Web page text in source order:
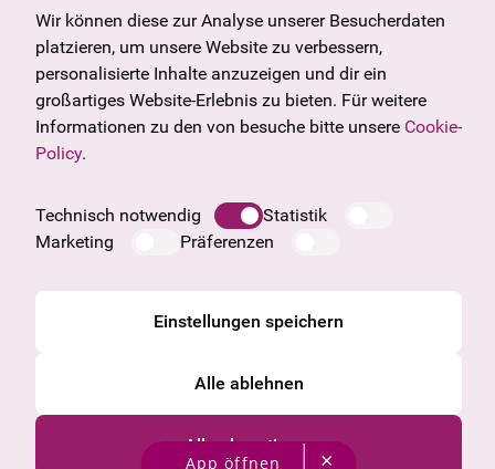
Angebote & News
U27
Geschenkgutschein
Häufige Fragen
Unternehmen
Impressum
Datenschutzinformation
Wien
Tirol
Vorarlberg
Burgenland
Salzburg
Wir können diese zur Analyse unserer Besucherdaten
platzieren, um unsere Website zu verbessern,
personalisierte Inhalte anzuzeigen und dir ein
großartiges Website-Erlebnis zu bieten. Für weitere
Informationen zu den von besuche bitte unsere Cookie-
Policy.
Technisch notwendig
Statistik
Marketing
Präferenzen
Einstellungen speichern
Alle ablehnen
Alle akzeptieren